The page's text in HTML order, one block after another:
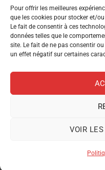
Pour offrir les meilleures
que les cookies pour stocker et/
Le fait de consentir à ces
données telles que le
site. Le fait de ne pas consentir
un effet négatif sur certaines
VOIR
Tenez-vous informé des
et des remises.
Copyright